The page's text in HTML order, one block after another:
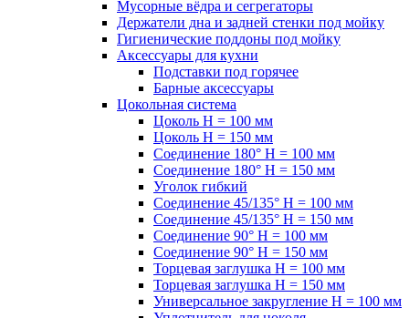
Мусорные вёдра и сегрегаторы
Держатели дна и задней стенки под мойку
Гигиенические поддоны под мойку
Аксессуары для кухни
Подставки под горячее
Барные аксессуары
Цокольная система
Цоколь H = 100 мм
Цоколь H = 150 мм
Соединение 180° H = 100 мм
Соединение 180° H = 150 мм
Уголок гибкий
Соединение 45/135° H = 100 мм
Соединение 45/135° H = 150 мм
Соединение 90° H = 100 мм
Соединение 90° H = 150 мм
Торцевая заглушка H = 100 мм
Торцевая заглушка H = 150 мм
Универсальное закругление H = 100 мм